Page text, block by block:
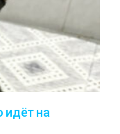
идёт на